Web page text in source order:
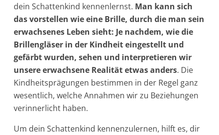
dein Schattenkind kennenlernst. Man kann sich
das vorstellen wie eine Brille, durch die man sein
erwachsenes Leben sieht: Je nachdem, wie die
Brillengläser in der Kindheit eingestellt und
gefärbt wurden, sehen und interpretieren wir
unsere erwachsene Realität etwas anders. Die
Kindheitsprägungen bestimmen in der Regel ganz
wesentlich, welche Annahmen wir zu Beziehungen
verinnerlicht haben.
Um dein Schattenkind kennenzulernen, hilft es, dir